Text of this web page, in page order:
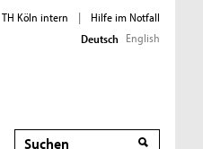
TH Köln intern |
Hilfe im Notfall
Deutsch English
Suche